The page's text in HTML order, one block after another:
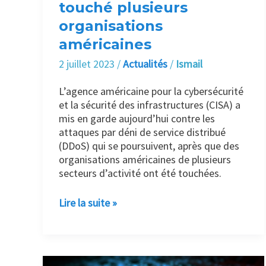
touché plusieurs
organisations
américaines
2 juillet 2023 /Actualités / Ismail
L’agence américaine pour la cybersécurité
et la sécurité des infrastructures (CISA) a
mis en garde aujourd’hui contre les
attaques par déni de service distribué
(DDoS) qui se poursuivent, après que des
organisations américaines de plusieurs
secteurs d’activité ont été touchées.
américaines
Lire la suite »